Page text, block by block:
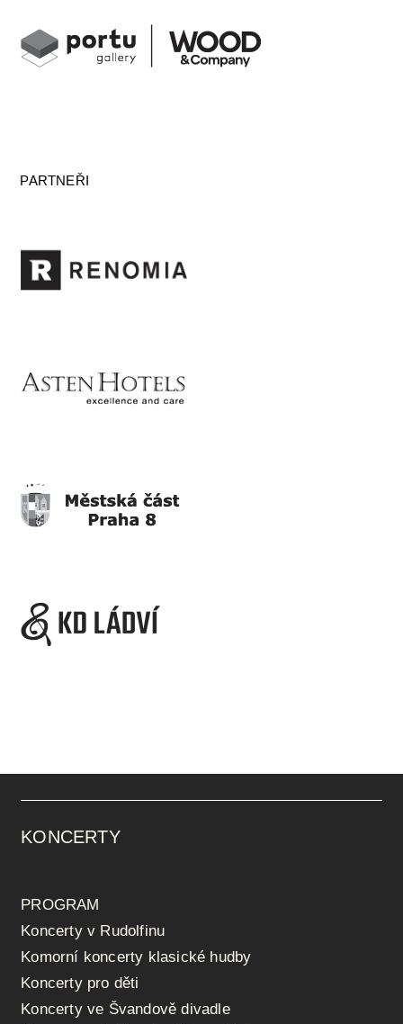
PARTNEŘI
KONCERTY
PROGRAM
Koncerty v Rudolfinu
Komorní koncerty klasické hudby
Koncerty pro děti
Koncerty ve Švandově divadle